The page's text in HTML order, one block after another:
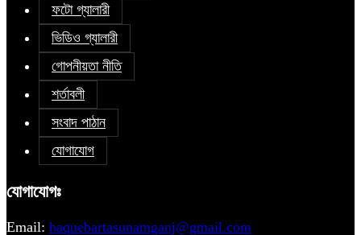
ফটো গ্যালারী
ভিডিও গ্যালারী
গোপনীয়তা নীতি
শর্তাবলী
সংবাদ পাঠান
যোগাযোগ
যোগাযোগঃ
Email: haquebartasunamganj@gmail.com